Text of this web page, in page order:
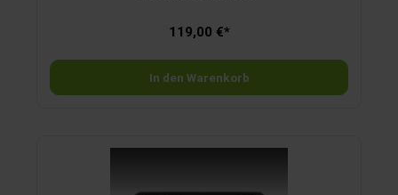
119,00 €*
In den Warenkorb